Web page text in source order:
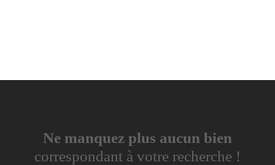
Ne manquez plus aucun bien
correspondant à votre recherche !